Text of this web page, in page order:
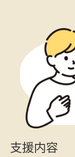
支援内容